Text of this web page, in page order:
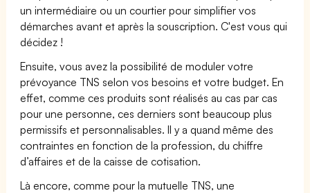
un intermédiaire ou un courtier pour simplifier vos
démarches avant et après la souscription. C'est vous qui
décidez !
Ensuite, vous avez la possibilité de moduler votre
prévoyance TNS selon vos besoins et votre budget. En
effet, comme ces produits sont réalisés au cas par cas
pour une personne, ces derniers sont beaucoup plus
permissifs et personnalisables. Il y a quand même des
contraintes en fonction de la profession, du chiffre
d’affaires et de la caisse de cotisation.
Là encore, comme pour la mutuelle TNS, une